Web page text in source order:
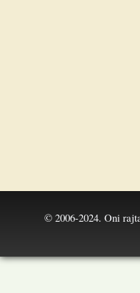
© 2006-2024. Oni